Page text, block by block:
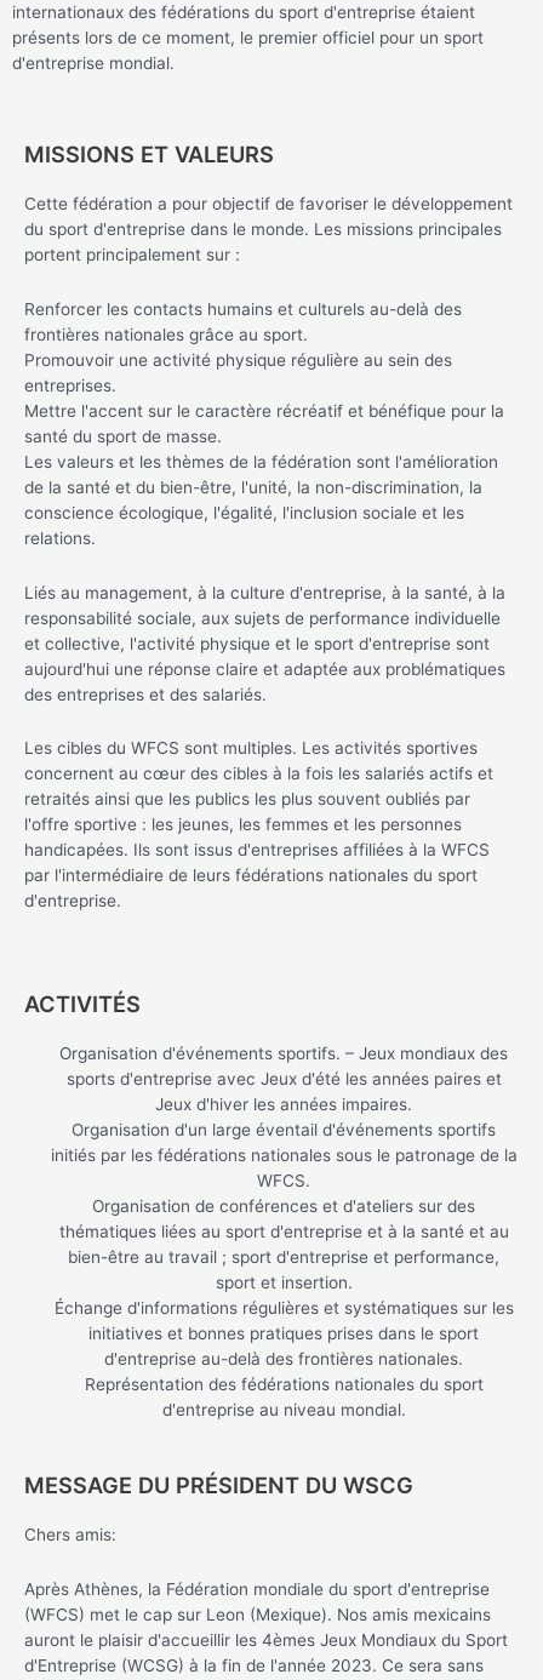
internationaux des fédérations du sport d'entreprise étaient
présents lors de ce moment, le premier officiel pour un sport
d'entreprise mondial.
MISSIONS ET VALEURS
Cette fédération a pour objectif de favoriser le développement
du sport d'entreprise dans le monde. Les missions principales
portent principalement sur :
Renforcer les contacts humains et culturels au-delà des
frontières nationales grâce au sport.
Promouvoir une activité physique régulière au sein des
entreprises.
Mettre l'accent sur le caractère récréatif et bénéfique pour la
santé du sport de masse.
Les valeurs et les thèmes de la fédération sont l'amélioration
de la santé et du bien-être, l'unité, la non-discrimination, la
conscience écologique, l'égalité, l'inclusion sociale et les
relations.
Liés au management, à la culture d'entreprise, à la santé, à la
responsabilité sociale, aux sujets de performance individuelle
et collective, l'activité physique et le sport d'entreprise sont
aujourd'hui une réponse claire et adaptée aux problématiques
des entreprises et des salariés.
Les cibles du WFCS sont multiples. Les activités sportives
concernent au cœur des cibles à la fois les salariés actifs et
retraités ainsi que les publics les plus souvent oubliés par
l'offre sportive : les jeunes, les femmes et les personnes
handicapées. Ils sont issus d'entreprises affiliées à la WFCS
par l'intermédiaire de leurs fédérations nationales du sport
d'entreprise.
ACTIVITÉS
Organisation d'événements sportifs. – Jeux mondiaux des
sports d'entreprise avec Jeux d'été les années paires et
Jeux d'hiver les années impaires.
Organisation d'un large éventail d'événements sportifs
initiés par les fédérations nationales sous le patronage de la
WFCS.
Organisation de conférences et d'ateliers sur des
thématiques liées au sport d'entreprise et à la santé et au
bien-être au travail ; sport d'entreprise et performance,
sport et insertion.
Échange d'informations régulières et systématiques sur les
initiatives et bonnes pratiques prises dans le sport
d'entreprise au-delà des frontières nationales.
Représentation des fédérations nationales du sport
d'entreprise au niveau mondial.
MESSAGE DU PRÉSIDENT DU WSCG
Chers amis:
Après Athènes, la Fédération mondiale du sport d'entreprise
(WFCS) met le cap sur Leon (Mexique). Nos amis mexicains
auront le plaisir d'accueillir les 4èmes Jeux Mondiaux du Sport
d'Entreprise (WCSG) à la fin de l'année 2023. Ce sera sans